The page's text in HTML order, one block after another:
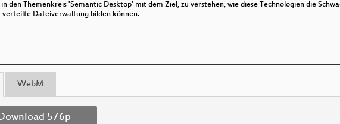
den Themenkreis 'Semantic Desktop' mit dem Ziel, zu verstehen, wie diese Technologien die
verteilte Dateiverwaltung bilden können.
WebM
576p